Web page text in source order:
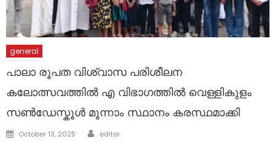
general
പാലാ രൂപത വിശ്വാസ പരിശീലന
കലോത്സവത്തിൽ എ വിഭാഗത്തിൽ വെള്ളികുളം
സൺഡേസ്കൂൾ മൂന്നാം സ്ഥാനം കരസ്ഥമാക്കി
Posted
October 13, 2025 Author
editor